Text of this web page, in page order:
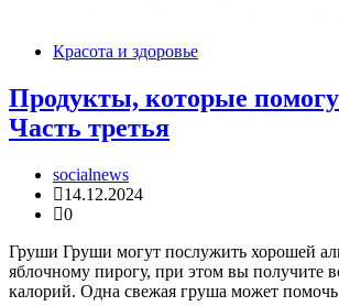
Красота и здоровье
Продукты, которые
Часть третья
socialnews
14.12.2024
0
Груши Груши могут послужить хорошей
яблочному пирогу, при этом вы получите
калорий. Одна свежая груша может